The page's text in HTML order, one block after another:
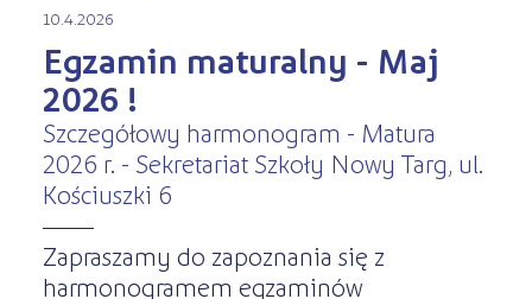
10.4.2026
Egzamin maturalny - Maj
2026 !
Szczegółowy harmonogram - Matura
2026 r. - Sekretariat Szkoły Nowy Targ, ul.
Kościuszki 6
Zapraszamy do zapoznania się z
harmonogramem egzaminów